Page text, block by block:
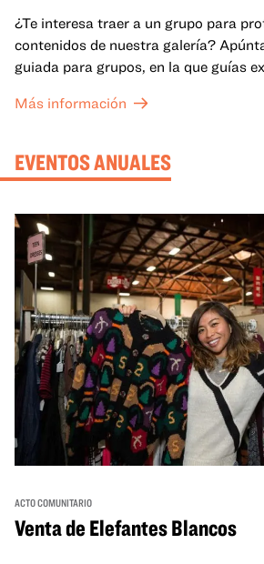
¿Te interesa traer a un grupo para
contenidos de nuestra galería?
guiada para grupos, en la que guías
mejor lo que se expone en las galerías
Más información
EVENTOS ANUALES
ACTO COMUNITARIO
Venta de Elefantes Blancos